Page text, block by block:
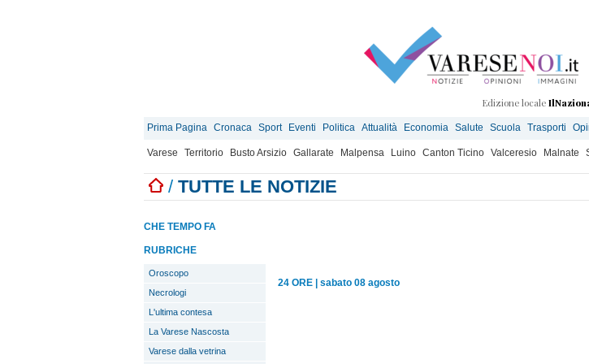
Edizione locale
Prima Pagina Cronaca Sport Eventi Politica Attualità Economia Salute Scuola Trasporti
Varese Territorio Busto Arsizio Gallarate Malpensa Luino Canton Ticino Valceresio Malnate
/ TUTTE LE NOTIZIE
CHE TEMPO FA
RUBRICHE
Oroscopo
Necrologi
L'ultima contesa
La Varese Nascosta
Varese dalla vetrina
24 ORE sabato 08 agosto